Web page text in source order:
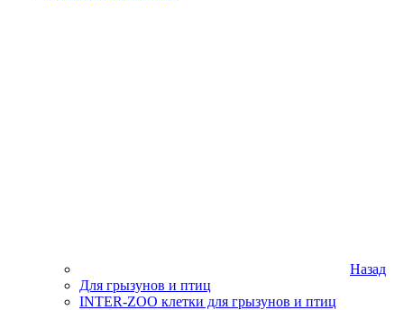
Назад
Для грызунов и птиц
INTER-ZOO клетки для грызунов и птиц